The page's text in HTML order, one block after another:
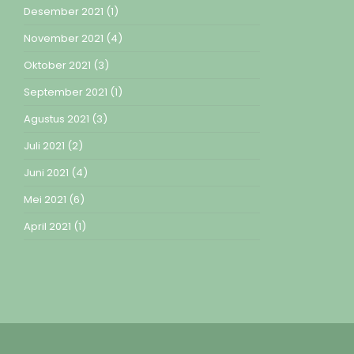
Desember 2021 (1)
November 2021 (4)
Oktober 2021 (3)
September 2021 (1)
Agustus 2021 (3)
Juli 2021 (2)
Juni 2021 (4)
Mei 2021 (6)
April 2021 (1)